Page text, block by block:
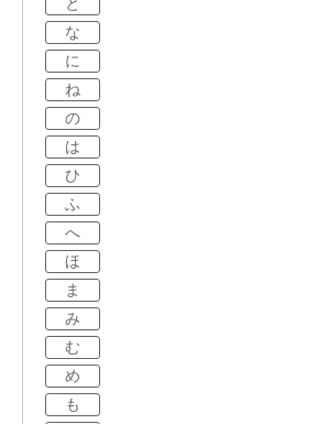
と
な
に
ね
の
は
ひ
ふ
へ
ほ
ま
み
む
め
も